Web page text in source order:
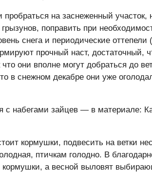
пробраться на заснеженный
грызунов, поправить при
снега и периодические
прочный наст, достаточный,
что они вполне могут добраться до
в снежном декабре они уже
с набегами зайцев — в материале:
кормушки, подвесить на ветки
птичкам голодно. В
кормушки, а весной выловят